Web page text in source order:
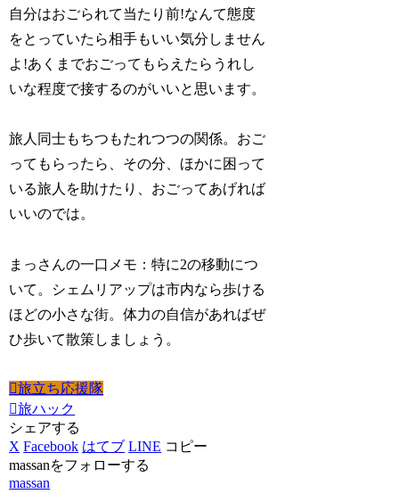
自分はおごられて当たり前!なんて態度
をとっていたら相手もいい気分しません
よ!あくまでおごってもらえたらうれし
いな程度で接するのがいいと思います。
旅人同士もちつもたれつつの関係。おご
ってもらったら、その分、ほかに困って
いる旅人を助けたり、おごってあげれば
いいのでは。
まっさんの一口メモ：特に2の移動につ
いて。シェムリアップは市内なら歩ける
ほどの小さな街。体力の自信があればぜ
ひ歩いて散策しましょう。
旅立ち応援隊
旅ハック
シェアする
X Facebook はてブ LINE コピー
massanをフォローする
massan